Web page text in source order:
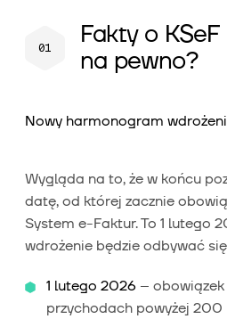
Fakty o
na pewno?
Nowy harmonogram
Wygląda na to, że w końcu
datę, od której zacznie
System e-Faktur. To 1 lutego
wdrożenie będzie odbywać
1 lutego 2026 –
przychodach powyżej 200